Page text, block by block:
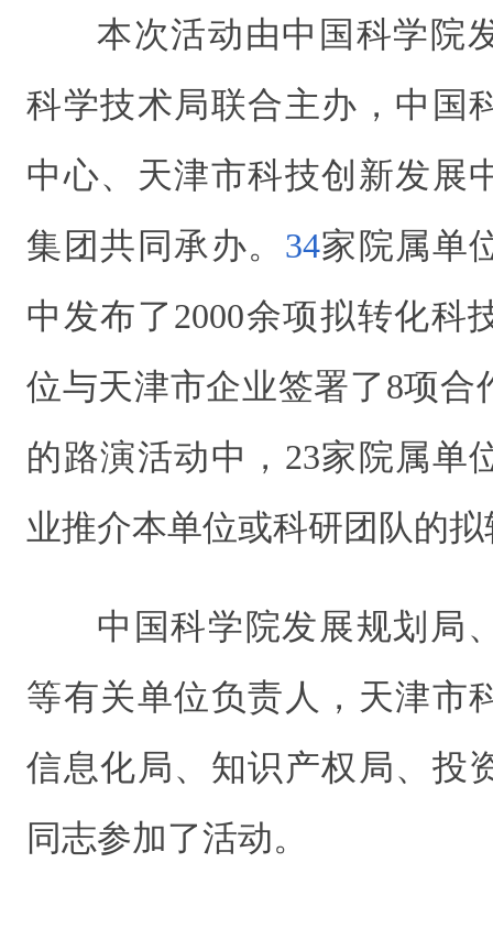
本次活动由中国科学院
科学技术局联合主办，中国
中心、天津市科技创新发展
集团共同承办。 34家院属单
中发布了2000余项拟转化科
位与天津市企业签署了8项合
的路演活动中，23家院属单
业推介本单位或科研团队的
中国科学院发展规划局
等有关单位负责人，天津市
信息化局、知识产权局、投
同志参加了活动。